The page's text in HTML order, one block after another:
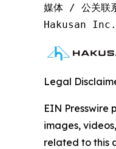
媒体 / 公关联
Hakusan
Legal
EIN Presswire
images,
related to this